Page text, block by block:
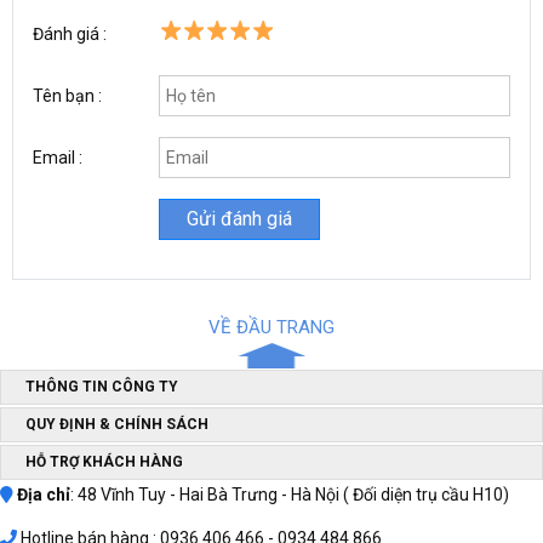
Việc các đơn vị sản xuất lựa chọn bình tích khí nén 300 lítchính là
Đánh giá :
Tên bạn :
Email :
VỀ ĐẦU TRANG
THÔNG TIN CÔNG TY
QUY ĐỊNH & CHÍNH SÁCH
HỖ TRỢ KHÁCH HÀNG
Địa chỉ: 48 Vĩnh Tuy - Hai Bà Trưng - Hà Nội ( Đối diện trụ cầu H10)
Hotline bán hàng : 0936 406 466 - 0934.484.866